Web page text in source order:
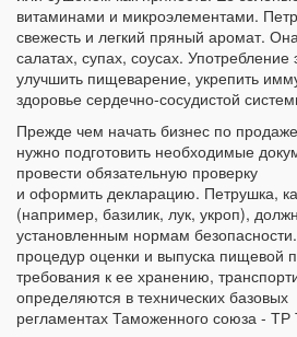
витаминами и микроэлементами.
свежесть и легкий пряный аромат.
салатах, супах, соусах. Употребление
улучшить пищеварение, укрепить
здоровье сердечно-сосудистой
Прежде чем начать бизнес по
нужно подготовить необходимые
провести обязательную проверку
и оформить декларацию. Петрушка,
(например, базилик, лук, укроп),
установленным нормам
процедур оценки и выпуска пищевой
требования к ее хранению,
определяются в технических базовых
регламентах Таможенного союза -